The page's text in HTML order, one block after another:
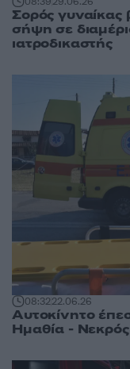
Σορός
σήψη σε
ιατροδικαστής
08:3222.06.26
Αυτοκίνητο
Ημαθία -